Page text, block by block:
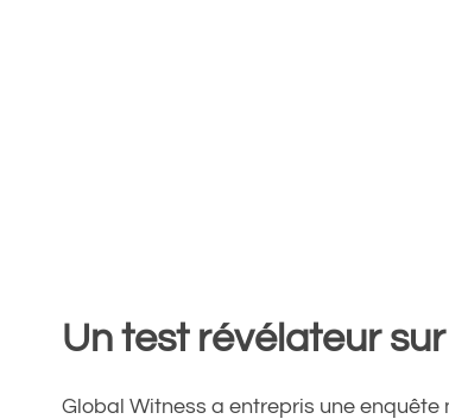
Un test révélateur sur
Global Witness a entrepris une